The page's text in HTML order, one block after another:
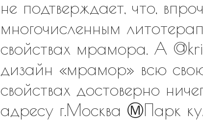
не подтверждает, что,
многочисленным
свойствах мрамора. А
дизайн «мрамор» всю
свойствах достоверно
адресу г.Москва Ⓜ️Парк